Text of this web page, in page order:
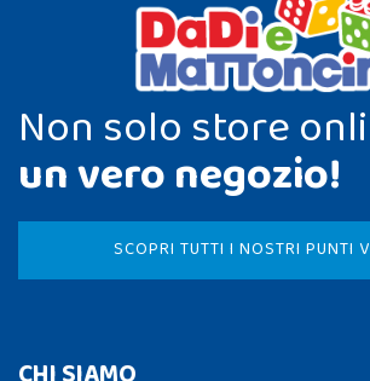
Non solo store
un vero negozio!
SCOPRI TUTTI I NOSTRI PUNTI